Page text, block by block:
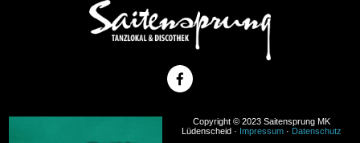
Copyright © 2023 Saitensprung MK
Lüdenscheid · Impressum · Datenschutz